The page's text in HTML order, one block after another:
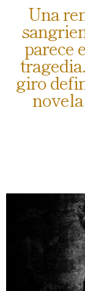
Una
parece
giro